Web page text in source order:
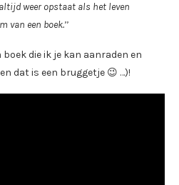
weer opstaat als het leven
van een boek.’’
die ik je kan aanraden en
dat is een bruggetje 😉 …)!